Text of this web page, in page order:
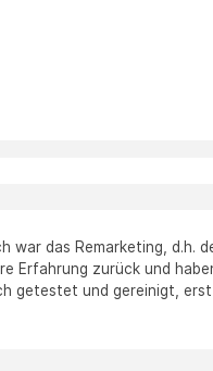
das Remarketing, d.h.
Erfahrung zurück und
getestet und gereinigt,